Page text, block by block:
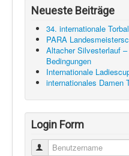
Neueste Beiträge
34. internationale
PARA
Altacher Silvesterlauf
Bedingungen
Internationale
internationales Damen
Login Form
Benutzername